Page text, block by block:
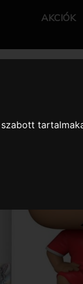
AKCIÓK